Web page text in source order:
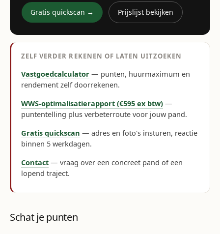
Gratis quickscan → Prijslijst bekijken
ZELF VERDER REKENEN OF LATEN UITZOEKEN
Vastgoedcalculator — punten, huurmaximum en
rendement zelf doorrekenen.
WWS-optimalisatierapport (€595 ex btw) —
puntentelling plus verbeterroute voor jouw pand.
Gratis quickscan — adres en foto's insturen, reactie
binnen 5 werkdagen.
Contact — vraag over een concreet pand of een
lopend traject.
Schat je punten